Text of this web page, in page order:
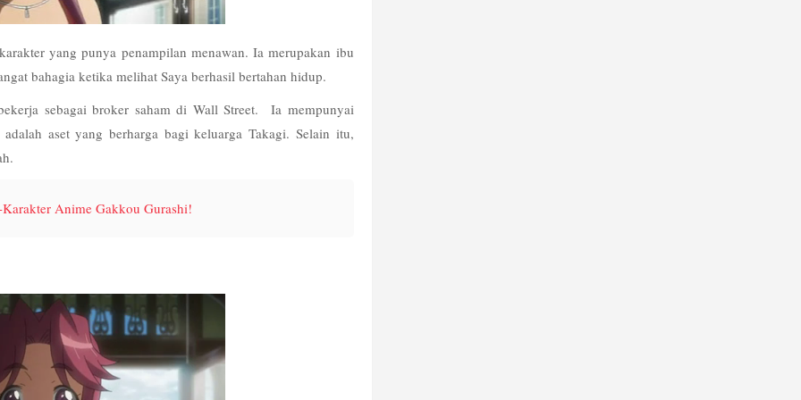
yang punya penampilan menawan. Ia merupakan ibu
bahagia ketika melihat Saya berhasil bertahan hidup.
sebagai broker saham di Wall Street.  Ia mempunyai
aset yang berharga bagi keluarga Takagi. Selain itu,
Anime Gakkou Gurashi!